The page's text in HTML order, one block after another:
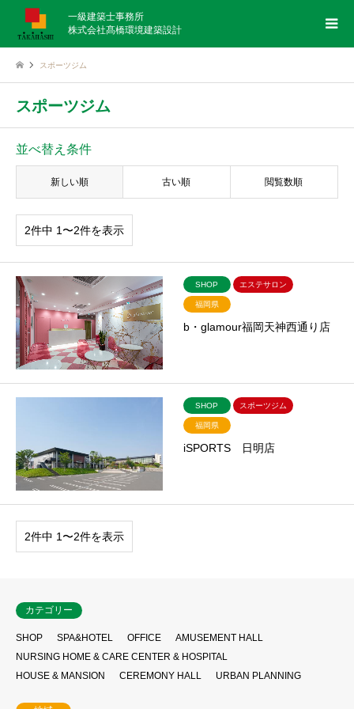
一級建築士事務所
株式会社髙橋環境建築設計
スポーツジム
スポーツジム
並べ替え条件
新しい順 古い順 閲覧数順
2件中 1〜2件を表示
SHOP エステサロン
福岡県
b・glamour福岡天神西通り店
SHOP スポーツジム
福岡県
iSPORTS 日明店
2件中 1〜2件を表示
カテゴリー
SHOP SPA&HOTEL OFFICE
AMUSEMENT HALL
NURSING HOME & CARE CENTER & HOSPITAL
HOUSE & MANSION
CEREMONY HALL URBAN PLANNING